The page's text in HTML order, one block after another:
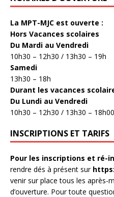
La MPT-MJC est ouverte :
Hors Vacances scolaires
Du Mardi au Vendredi
10h30 – 12h30 / 13h30 – 19h
Samedi
13h30 – 18h
Durant les vacances
Du Lundi au Vendredi
10h30 – 12h30 / 13h30 – 18h00
INSCRIPTIONS ET TARIFS
Pour les inscriptions et ré-
rendre dés à présent sur
venir sur place tous les après-
d’ouverture. Pour toute